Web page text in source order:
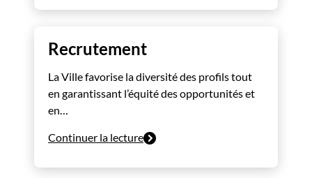
Recrutement
La Ville favorise la diversité des profils tout
en garantissant l’équité des opportunités et
en…
Continuer la lecture